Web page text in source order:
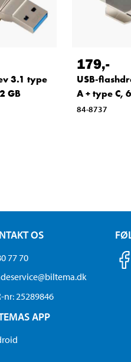
3.1 type
GB
179,-
USB-
A + type C,
84-8737
OS
77 70
nr: 25289846
APP